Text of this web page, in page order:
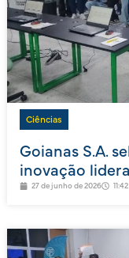
Ciências
Goianas S.A.
inovação
27 de junho de 2026 11:42